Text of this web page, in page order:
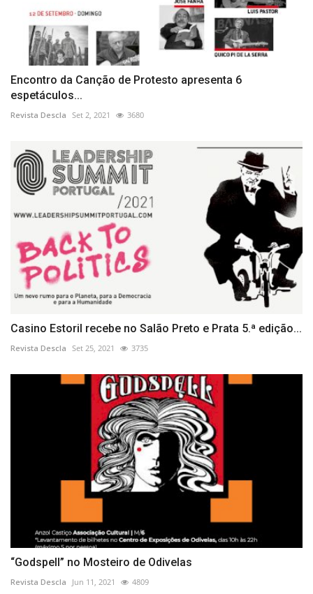
Encontro da Canção de Protesto apresenta 6
espetáculos...
Revista Descla Set 2, 2021 3680
Casino Estoril recebe no Salão Preto e Prata 5.ª edição...
Revista Descla Set 25, 2021 3735
“Godspell” no Mosteiro de Odivelas
Revista Descla Jun 11, 2021 4809